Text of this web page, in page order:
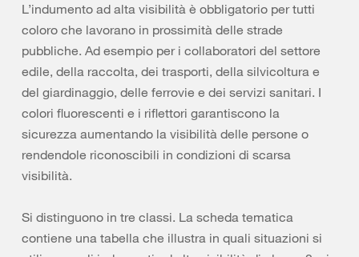
L’indumento ad alta visibilità è obbligatorio per tutti
coloro che lavorano in prossimità delle strade
pubbliche. Ad esempio per i collaboratori del settore
edile, della raccolta, dei trasporti, della silvicoltura e
del giardinaggio, delle ferrovie e dei servizi sanitari. I
colori fluorescenti e i riflettori garantiscono la
sicurezza aumentando la visibilità delle persone o
rendendole riconoscibili in condizioni di scarsa
visibilità.
Si distinguono in tre classi. La scheda tematica
contiene una tabella che illustra in quali situazioni si